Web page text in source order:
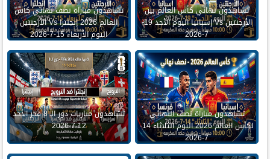
تشاهدون نهائي كأس العالم بين
الأرجنتين Vs إسبانيا اليوم الأحد 19-
7-2026
تشاهدون مباراة نصف نهائي كأس
العالم 2026 إنجلترا Vs الأرجنتين
اليوم الأربعاء 15-7-2026
تشاهدون مباراة نصف النهائي
لكأس العالم 2026 اليوم الثلاثاء 14-
7-2026
تشاهدون مباريات دور الـ 8 فجر الأحد
12-7-2026